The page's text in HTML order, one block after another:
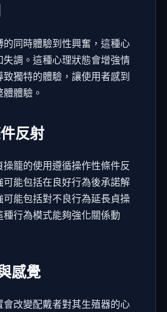
同時體驗到性興奮，這種心
調。這種心理狀態會增強情
獨特的體驗，讓使用者感到
體驗。
反射
籠的使用遵循操作性條件反
能包括在良好行為後承諾解
能包括對不良行為延長貞操
行為模式能夠強化關係動
感覺
改變配戴者對其生殖器的心